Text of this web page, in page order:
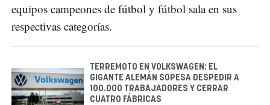
equipos campeones de fútbol y fútbol sala en sus
respectivas categorías.
TERREMOTO EN VOLKSWAGEN: EL
GIGANTE ALEMÁN SOPESA DESPEDIR A
100.000 TRABAJADORES Y CERRAR
CUATRO FÁBRICAS